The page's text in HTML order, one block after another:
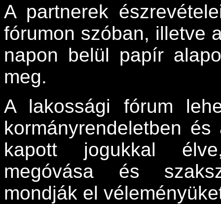
A partnerek
fórumon szóban, illetve
napon belül papír
meg.
A lakossági fórum
kormányrendeletben
kapott jogukkal
megóvása és
mondják el